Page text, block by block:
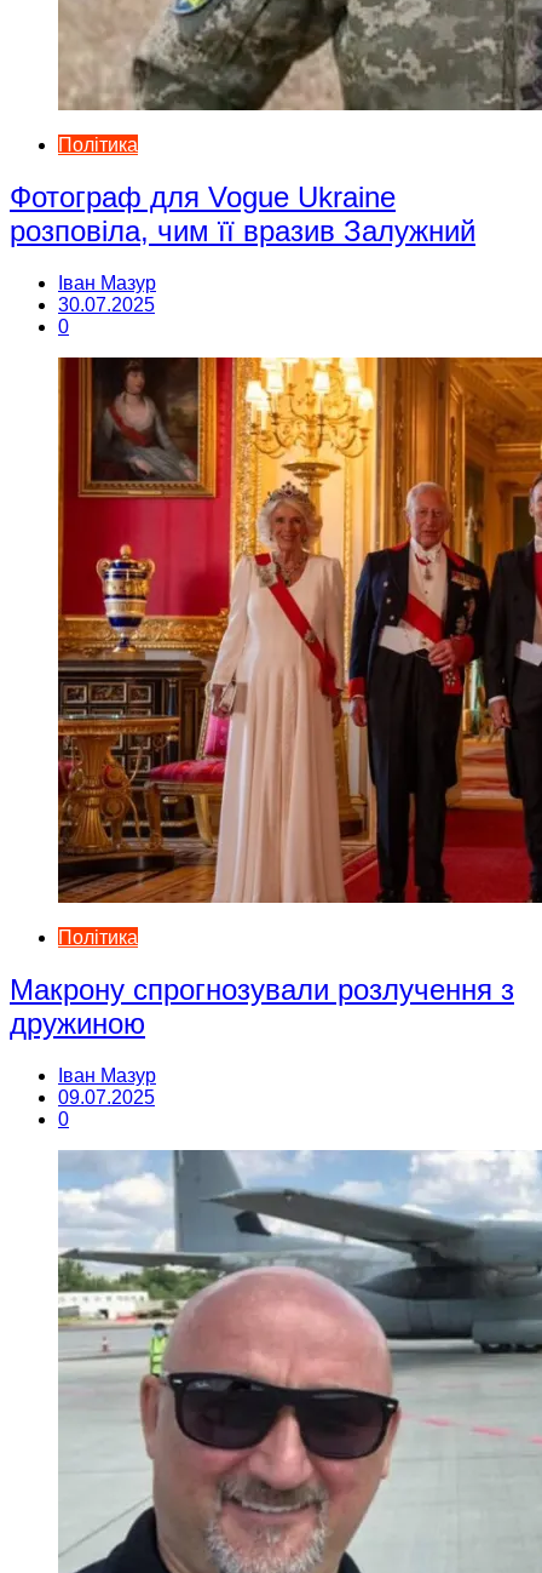
Політика
Фотограф для Vogue Ukraine
розповіла, чим її вразив Залужний
Іван Мазур
30.07.2025
0
Політика
Макрону спрогнозували розлучення з
дружиною
Іван Мазур
09.07.2025
0